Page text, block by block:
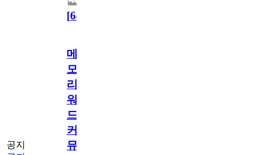
[64
공지
메
모
리
워
드
커
뮤